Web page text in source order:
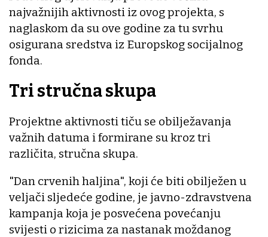
najvažnijih aktivnosti iz ovog projekta, s
naglaskom da su ove godine za tu svrhu
osigurana sredstva iz Europskog socijalnog
fonda.
Tri stručna skupa
Projektne aktivnosti tiču se obilježavanja
važnih datuma i formirane su kroz tri
različita, stručna skupa.
"Dan crvenih haljina", koji će biti obilježen u
veljači sljedeće godine, je javno-zdravstvena
kampanja koja je posvećena povećanju
svijesti o rizicima za nastanak moždanog